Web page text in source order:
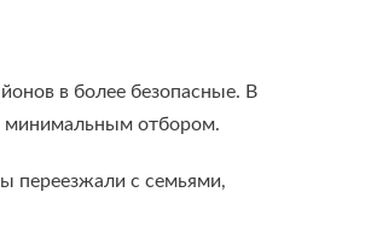
в более безопасные. В
минимальным отбором.
переезжали с семьями,